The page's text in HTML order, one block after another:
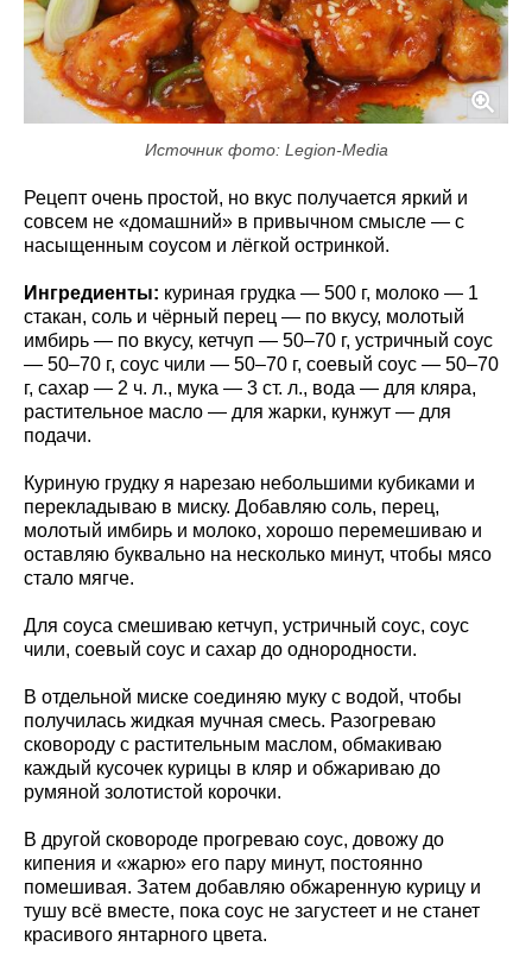
Источник фото: Legion-Media
Рецепт очень простой, но вкус получается яркий и
совсем не «домашний» в привычном смысле — с
насыщенным соусом и лёгкой остринкой.
Ингредиенты: куриная грудка — 500 г, молоко — 1
стакан, соль и чёрный перец — по вкусу, молотый
имбирь — по вкусу, кетчуп — 50–70 г, устричный соус
— 50–70 г, соус чили — 50–70 г, соевый соус — 50–70
г, сахар — 2 ч. л., мука — 3 ст. л., вода — для кляра,
растительное масло — для жарки, кунжут — для
подачи.
Куриную грудку я нарезаю небольшими кубиками и
перекладываю в миску. Добавляю соль, перец,
молотый имбирь и молоко, хорошо перемешиваю и
оставляю буквально на несколько минут, чтобы мясо
стало мягче.
Для соуса смешиваю кетчуп, устричный соус, соус
чили, соевый соус и сахар до однородности.
В отдельной миске соединяю муку с водой, чтобы
получилась жидкая мучная смесь. Разогреваю
сковороду с растительным маслом, обмакиваю
каждый кусочек курицы в кляр и обжариваю до
румяной золотистой корочки.
В другой сковороде прогреваю соус, довожу до
кипения и «жарю» его пару минут, постоянно
помешивая. Затем добавляю обжаренную курицу и
тушу всё вместе, пока соус не загустеет и не станет
красивого янтарного цвета.